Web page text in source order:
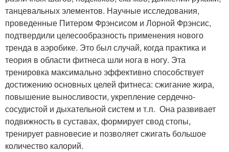
танцевальных элементов. Научные исследования,
проведенные Питером Фрэнсисом и Лорной Фрэнсис,
подтвердили целесообразность применения нового
тренда в аэробике. Это был случай, когда практика и
теория в области фитнеса шли нога в ногу. Эта
тренировка максимально эффективно способствует
достижению основных целей фитнеса: сжигание жира,
повышение выносливости, укрепление сердечно-
сосудистой и дыхательной систем и т.п. Она развивает
подвижность в суставах, формирует свод стопы,
тренирует равновесие и позволяет сжигать большое
количество калорий.